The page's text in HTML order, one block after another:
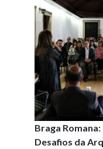
física e mental
Braga
Desafios da